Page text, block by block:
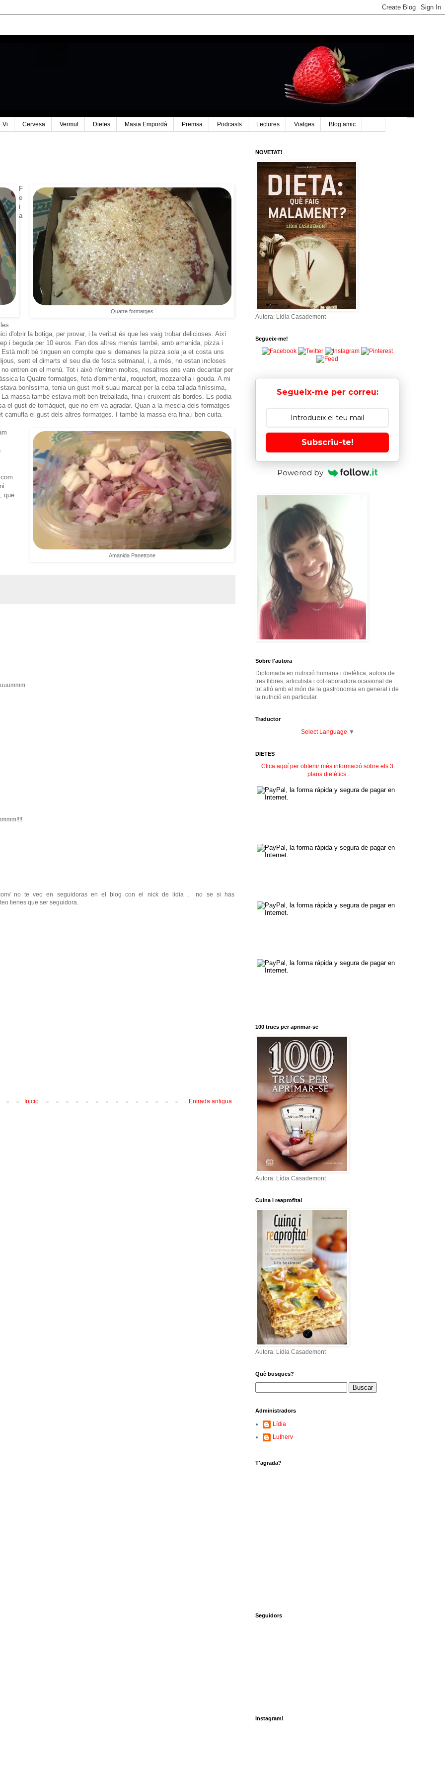
Vi Cervesa Vermut Dietes Masia Empordà Premsa Podcasts Lectures Viatges Blog amic
Quatre formatges
F
e
i
a
d'obrir la botiga, per provar, i la veritat és que les vaig trobar delicioses. Així
i beguda per 10 euros. Fan dos altres menús també, amb amanida, pizza i
molt bé tinguen en compte que si demanes la pizza sola ja et costa uns
sent el dimarts el seu dia de festa setmanal, i, a més, no estan incloses
entren en el menú. Tot i això n'entren moltes, nosaltres ens vam decantar per
la Quatre formatges, feta d'emmental, roquefort, mozzarella i gouda. A mi
boníssima, tenia un gust molt suau marcat per la ceba tallada finíssima,
massa també estava molt ben treballada, fina i cruixent als bordes. Es podia
el gust de tomàquet, que no em va agradar. Quan a la mescla dels formatges
el gust dels altres formatges. I també la massa era fina,i ben cuita.
Amanida Panettone
que
no te veo en seguidoras en el blog con el nick de lidia , no se si has
tienes que ser seguidora.
Entrada antigua
Inicio
NOVETAT!
Autora: Lídia Casademont
Segueix-me!
Segueix-me per correu:
Subscriu-te!
Powered by
Sobre l'autora
Diplomada en nutrició humana i dietètica, autora de
tres llibres, articulista i col·laboradora ocasional de
tot allò amb el món de la gastronomia en general i de
la nutrició en particular.
Traductor
Select Language ▼
DIETES
Clica aquí per obtenir més informació sobre els 3
plans dietètics.
100 trucs per aprimar-se
Autora: Lídia Casademont
Cuina i reaprofita!
Autora: Lídia Casademont
Què busques?
Administradors
Lídia
Lutherv
T'agrada?
Seguidors
Instagram!